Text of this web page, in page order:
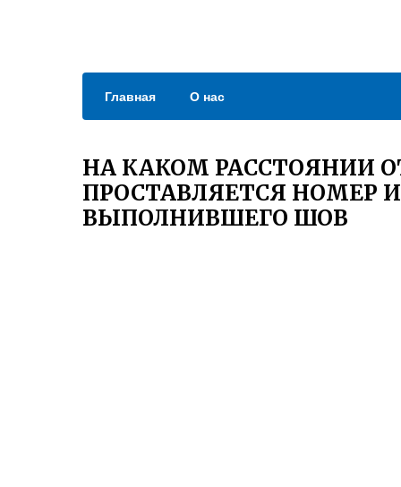
Главная О нас
НА КАКОМ РАССТОЯНИИ
ПРОСТАВЛЯЕТСЯ НОМЕР
ВЫПОЛНИВШЕГО ШОВ